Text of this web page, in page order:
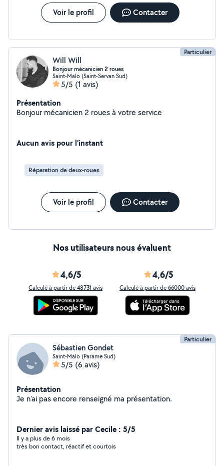
Voir le profil Contacter
Particulier
Will Will
Bonjour mécanicien 2 roues
Saint-Malo (Saint-Servan Sud)
5/5 (1 avis)
Présentation
Bonjour mécanicien 2 roues à votre service
Aucun avis pour l'instant
Réparation de deux-roues
Voir le profil Contacter
Nos utilisateurs nous évaluent
4,6/5
Calculé à partir de 48731 avis
4,6/5
Calculé à partir de 66000 avis
Particulier
Sébastien Gondet
Saint-Malo (Parame Sud)
5/5 (6 avis)
Présentation
Je n'ai pas encore renseigné ma présentation.
Dernier avis laissé par Cecile : 5/5
Il y a plus de 6 mois
très bon contact, réactif et courtois